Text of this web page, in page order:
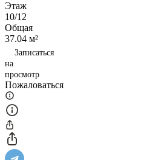
Этаж
10/12
Общая
37.04 м²
Записаться
на
просмотр
Пожаловаться